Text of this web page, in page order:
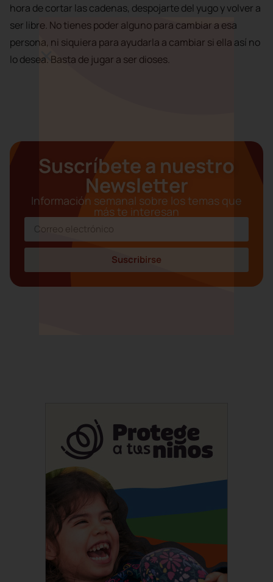
hora de cortar las cadenas, despojarte del yugo y volver a
ser libre. No tienes poder alguno para cambiar a esa
persona, ni siquiera para ayudarla a cambiar si ella así no
lo desea. Basta de jugar a ser dioses.
Suscríbete a nuestro
Newsletter
Información semanal sobre los temas que
más te interesan
Suscribirse
Suscríbete a nuestro
Newsletter!
Información semanal sobre los temas
que más te interesan.